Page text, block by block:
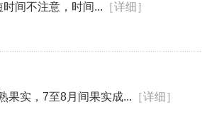
间不注意，时间... ［详细］
果实，7至8月间果实成... ［详细］